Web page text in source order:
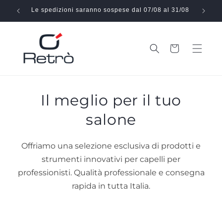
direttamente
ai contenuti
Le spedizioni saranno sospese dal 07/08 al 31/08
Carrello
Il meglio per il tuo
salone
Offriamo una selezione esclusiva di prodotti e
strumenti innovativi per capelli per
professionisti. Qualità professionale e consegna
rapida in tutta Italia.